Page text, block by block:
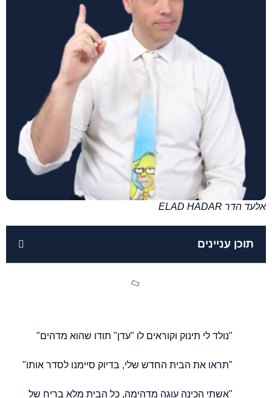
אלעד הדר ELAD HADAR
תוכן עניינים
"נולד לי תינוק וקוראים לו "עדן" תודו שהוא מדהים"
"תראו את הבית החדש שלי, בדיוק סיימנו לסדר אותו"
"אשתי הכינה עוגה מדהימה, כל הבית מלא בריח של